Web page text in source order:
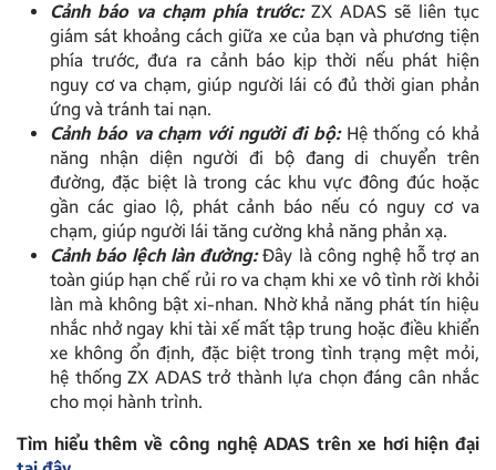
Cảnh báo va chạm phía trước:ZX ADAS sẽ liên tục
giám sát khoảng cách giữa xe của bạn và phương tiện
phía trước, đưa ra cảnh báo kịp thời nếu phát hiện
nguy cơ va chạm, giúp người lái có đủ thời gian phản
ứng và tránh tai nạn.
Cảnh báo va chạm với người đi bộ:Hệ thống có khả
năng nhận diện người đi bộ đang di chuyển trên
đường, đặc biệt là trong các khu vực đông đúc hoặc
gần các giao lộ, phát cảnh báo nếu có nguy cơ va
chạm, giúp người lái tăng cường khả năng phản xạ.
Cảnh báo lệch làn đường: Đây là công nghệ hỗ trợ an
toàn giúp hạn chế rủi ro va chạm khi xe vô tình rời khỏi
làn mà không bật xi-nhan. Nhờ khả năng phát tín hiệu
nhắc nhở ngay khi tài xế mất tập trung hoặc điều khiển
xe không ổn định, đặc biệt trong tình trạng mệt mỏi,
hệ thống ZX ADAS trở thành lựa chọn đáng cân nhắc
cho mọi hành trình.
Tìm hiểu thêm về công nghệ ADAS trên xe hơi hiện đại